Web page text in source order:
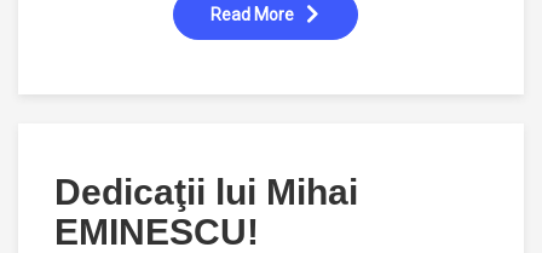
Read More
Dedicaţii lui Mihai
EMINESCU!